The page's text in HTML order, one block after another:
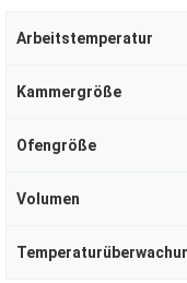
Arbeitstemperatur
Kammergröße
Ofengröße
Volumen